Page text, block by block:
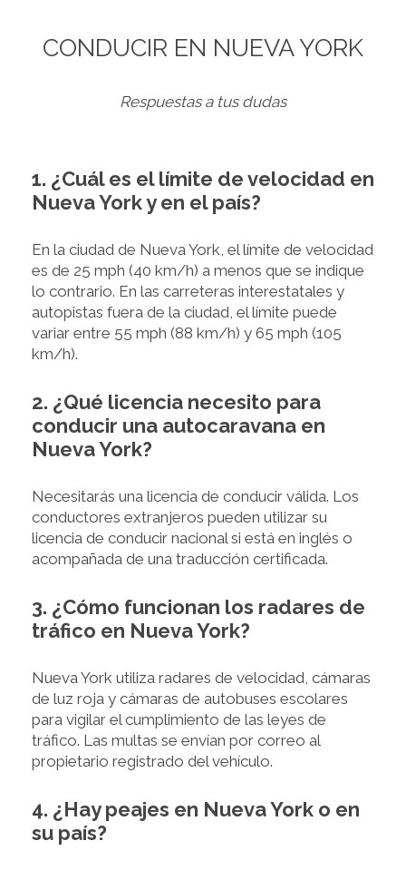
CONDUCIR EN NUEVA YORK
Respuestas a tus dudas
1. ¿Cuál es el límite de velocidad en
Nueva York y en el país?
En la ciudad de Nueva York, el límite de velocidad
es de 25 mph (40 km/h) a menos que se indique
lo contrario. En las carreteras interestatales y
autopistas fuera de la ciudad, el límite puede
variar entre 55 mph (88 km/h) y 65 mph (105
km/h).
2. ¿Qué licencia necesito para
conducir una autocaravana en
Nueva York?
Necesitarás una licencia de conducir válida. Los
conductores extranjeros pueden utilizar su
licencia de conducir nacional si está en inglés o
acompañada de una traducción certificada.
3. ¿Cómo funcionan los radares de
tráfico en Nueva York?
Nueva York utiliza radares de velocidad, cámaras
de luz roja y cámaras de autobuses escolares
para vigilar el cumplimiento de las leyes de
tráfico. Las multas se envían por correo al
propietario registrado del vehículo.
4. ¿Hay peajes en Nueva York o en
su país?